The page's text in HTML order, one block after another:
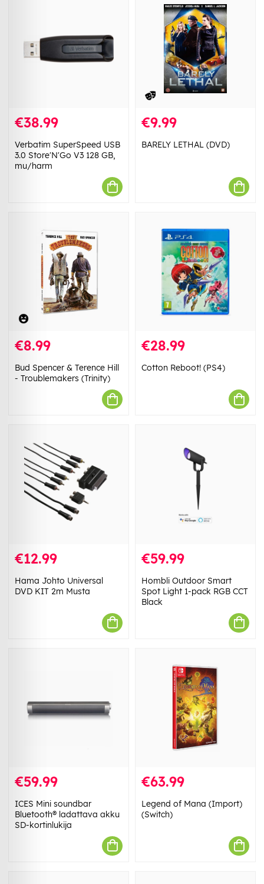
€38.99
Verbatim SuperSpeed USB
3.0 Store'N'Go V3 128 GB,
mu/harm
€9.99
BARELY LETHAL (DVD)
€8.99
Bud Spencer & Terence Hill
- Troublemakers (Trinity)
€28.99
Cotton Reboot! (PS4)
€12.99
Hama Johto Universal
DVD KIT 2m Musta
€59.99
Hombli Outdoor Smart
Spot Light 1-pack RGB CCT
Black
€59.99
ICES Mini soundbar
Bluetooth® ladattava akku
SD-kortinlukija
€63.99
Legend of Mana (Import)
(Switch)